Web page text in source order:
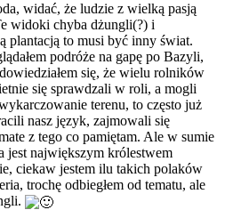
widać, że ludzie z wielką pasją
widoki chyba dżungli(?) i
plantacją to musi być inny świat.
podróże na gapę po Bazyli,
się, że wielu rolników
się sprawdzali w roli, a mogli
terenu, to często już
nasz język, zajmowali się
z tego co pamiętam. Ale w sumie
jest największym królestwem
ciekaw jestem ilu takich polaków
trochę odbiegłem od tematu, ale